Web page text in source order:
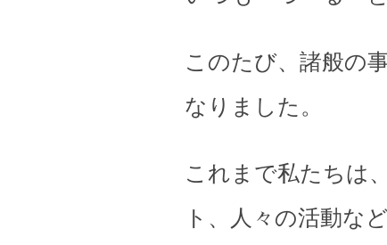
このたび、諸般の
なりました。
これまで私たちは
ト、人々の活動な